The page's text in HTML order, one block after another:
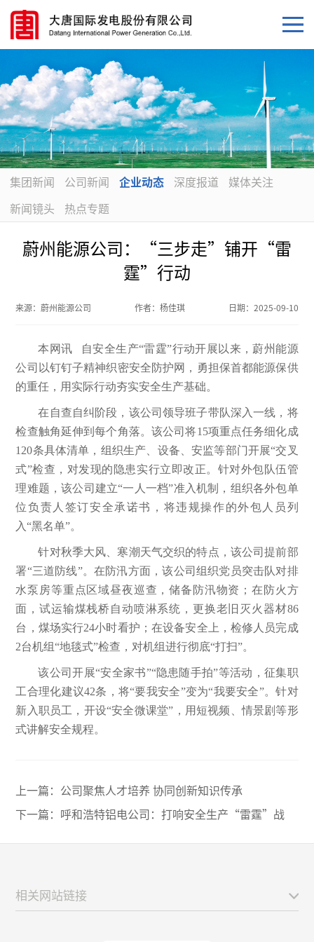
集团新闻 公司新闻 企业动态 深度报道
媒体关注
新闻镜头
热点专题
蔚州能源公司：“三步走”铺开“雷
霆”行动
来源：蔚州能源公司 作者： 杨佳琪 日期： 2025-09-10
本网讯 自安全生产“雷霆”行动开展以来，蔚州能源
公司以钉钉子精神织密安全防护网，勇担保首都能源保供
的重任，用实际行动夯实安全生产基础。
在自查自纠阶段，该公司领导班子带队深入一线，将
检查触角延伸到每个角落。该公司将15项重点任务细化成
120条具体清单，组织生产、设备、安监等部门开展“交叉
式”检查，对发现的隐患实行立即改正。针对外包队伍管
理难题，该公司建立“一人一档”准入机制，组织各外包单
位负责人签订安全承诺书，将违规操作的外包人员列
入“黑名单”。
针对秋季大风、寒潮天气交织的特点，该公司提前部
署“三道防线”。在防汛方面，该公司组织党员突击队对排
水泵房等重点区域昼夜巡查，储备防汛物资；在防火方
面，试运输煤栈桥自动喷淋系统，更换老旧灭火器材86
台，煤场实行24小时看护；在设备安全上，检修人员完成
2台机组“地毯式”检查，对机组进行彻底“打扫”。
该公司开展“安全家书”“隐患随手拍”等活动，征集职
工合理化建议42条，将“要我安全”变为“我要安全”。针对
新入职员工，开设“安全微课堂”，用短视频、情景剧等形
式讲解安全规程。
上一篇： 公司聚焦人才培养 协同创新知识传承
下一篇： 呼和浩特铝电公司：打响安全生产“雷霆”战
相关网站链接